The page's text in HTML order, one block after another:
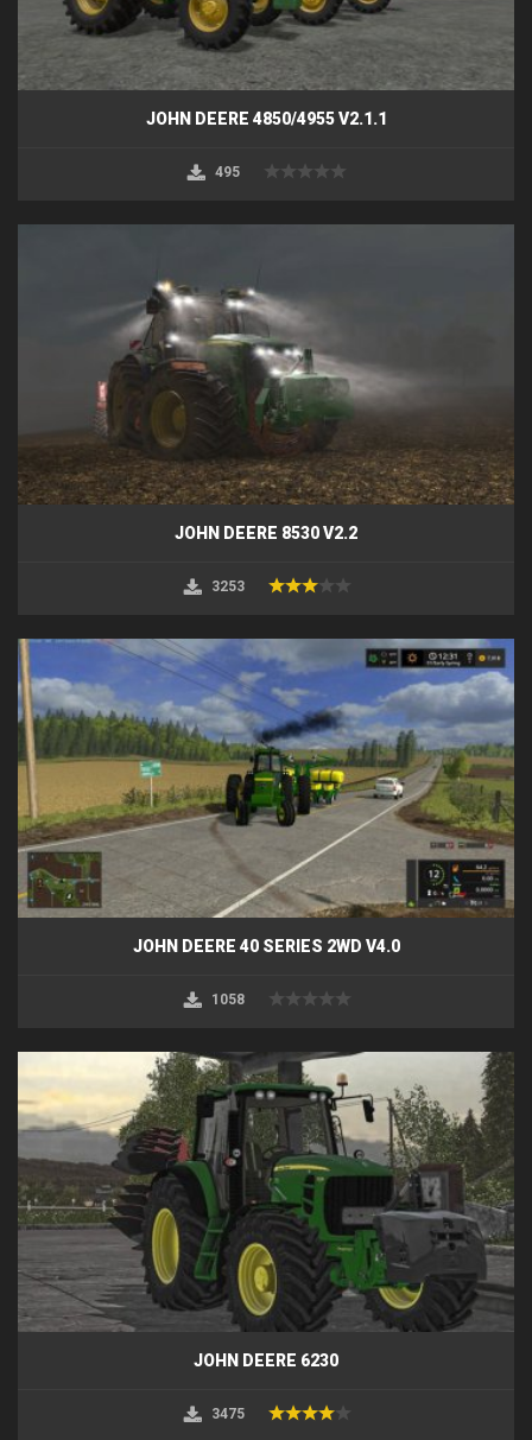
JOHN DEERE 4850/4955 V2.1.1
495
JOHN DEERE 8530 V2.2
3253
JOHN DEERE 40 SERIES 2WD V4.0
1058
JOHN DEERE 6230
3475